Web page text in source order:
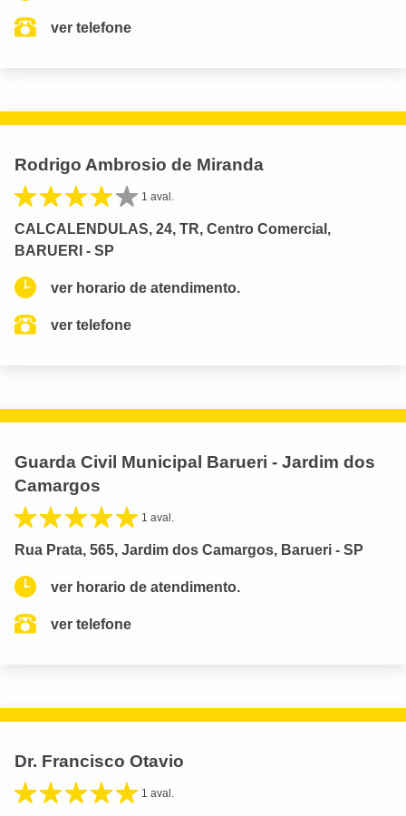
ver telefone
Rodrigo Ambrosio de Miranda
1 aval.
CALCALENDULAS, 24, TR, Centro Comercial,
BARUERI - SP
ver horario de atendimento.
ver telefone
Guarda Civil Municipal Barueri - Jardim dos
Camargos
1 aval.
Rua Prata, 565, Jardim dos Camargos, Barueri - SP
ver horario de atendimento.
ver telefone
Dr. Francisco Otavio
1 aval.